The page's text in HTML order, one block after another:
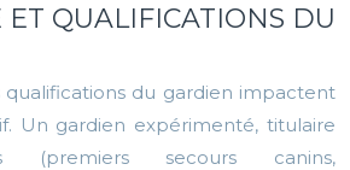
ET QUALIFICATIONS DU
qualifications du gardien impactent
Un gardien expérimenté, titulaire
(premiers secours canins,